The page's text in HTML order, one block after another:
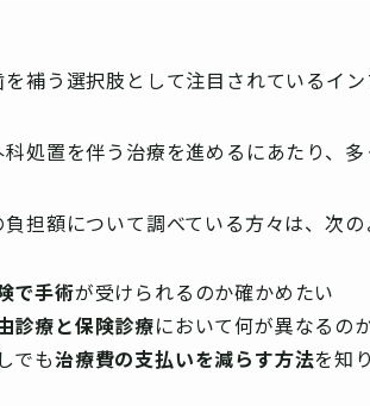
補う選択肢として注目されているイン
科処置を伴う治療を進めるにあたり、
担額について調べている方々は、次
で手術が受けられるのか確かめたい
診療と保険診療において何が異なるの
でも治療費の支払いを減らす方法を知